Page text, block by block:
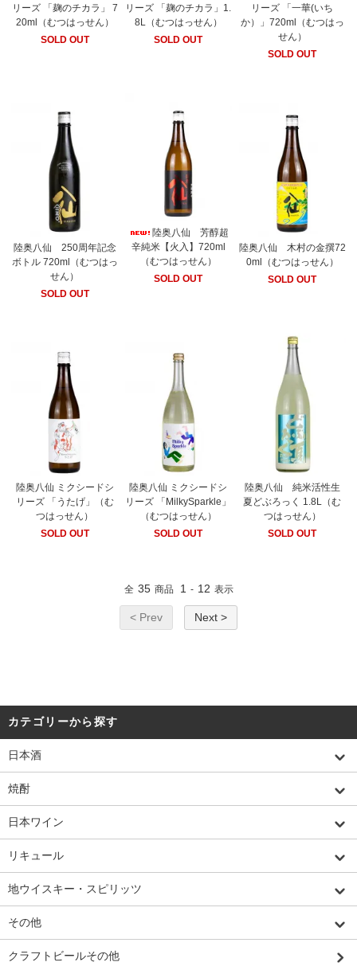
リーズ 「麹のチカラ」 7
20ml（むつはっせん）
SOLD OUT
リーズ 「麹のチカラ」1.
8L（むつはっせん）
SOLD OUT
リーズ 「一華(いち
か）」720ml（むつはっ
せん）
SOLD OUT
陸奥八仙 250周年記念
ボトル 720ml（むつはっ
せん）
SOLD OUT
陸奥八仙 芳醇超
辛純米【火入】720ml
（むつはっせん）
SOLD OUT
陸奥八仙 木村の金撰72
0ml（むつはっせん）
SOLD OUT
陸奥八仙 ミクシードシ
リーズ 「うたげ」（む
つはっせん）
SOLD OUT
陸奥八仙 ミクシードシ
リーズ 「MilkySparkle」
（むつはっせん）
SOLD OUT
陸奥八仙 純米活性生
夏どぶろっく 1.8L（む
つはっせん）
SOLD OUT
全 35 商品 1 - 12 表示
< Prev Next >
カテゴリーから探す
日本酒
焼酎
日本ワイン
リキュール
地ウイスキー・スピリッツ
その他
クラフトビールその他